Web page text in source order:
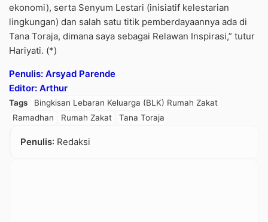
ekonomi), serta Senyum Lestari (inisiatif kelestarian
lingkungan) dan salah satu titik pemberdayaannya ada di
Tana Toraja, dimana saya sebagai Relawan Inspirasi,” tutur
Hariyati. (*)
Penulis: Arsyad Parende
Editor: Arthur
Tags
Bingkisan Lebaran Keluarga (BLK) Rumah Zakat
Ramadhan
Rumah Zakat Tana Toraja
Penulis: Redaksi